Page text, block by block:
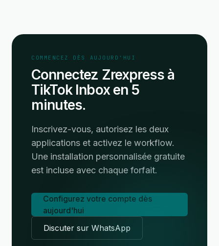
COMMENCEZ DÈS AUJOURD'HUI
Connectez Zrexpress à
TikTok Inbox en 5
minutes.
Inscrivez-vous, autorisez les deux
applications et activez le workflow.
Une installation personnalisée gratuite
est incluse avec chaque forfait.
Configurez votre compte dès
aujourd'hui
Discuter sur WhatsApp